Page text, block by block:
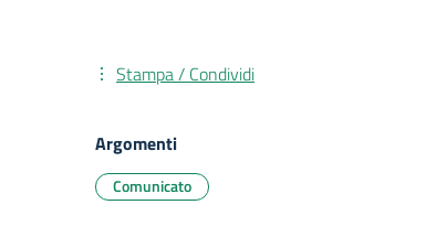
Stampa / Condividi
Argomenti
Comunicato